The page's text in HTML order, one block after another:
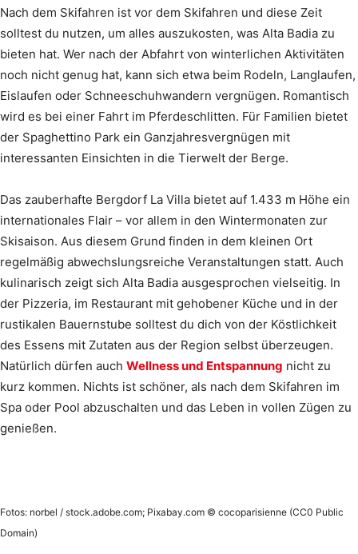
Nach dem Skifahren ist vor dem Skifahren und diese Zeit
solltest du nutzen, um alles auszukosten, was Alta Badia zu
bieten hat. Wer nach der Abfahrt von winterlichen Aktivitäten
noch nicht genug hat, kann sich etwa beim Rodeln, Langlaufen,
Eislaufen oder Schneeschuhwandern vergnügen. Romantisch
wird es bei einer Fahrt im Pferdeschlitten. Für Familien bietet
der Spaghettino Park ein Ganzjahresvergnügen mit
interessanten Einsichten in die Tierwelt der Berge.
Das zauberhafte Bergdorf La Villa bietet auf 1.433 m Höhe ein
internationales Flair – vor allem in den Wintermonaten zur
Skisaison. Aus diesem Grund finden in dem kleinen Ort
regelmäßig abwechslungsreiche Veranstaltungen statt. Auch
kulinarisch zeigt sich Alta Badia ausgesprochen vielseitig. In
der Pizzeria, im Restaurant mit gehobener Küche und in der
rustikalen Bauernstube solltest du dich von der Köstlichkeit
des Essens mit Zutaten aus der Region selbst überzeugen.
Natürlich dürfen auch Wellness und Entspannung nicht zu
kurz kommen. Nichts ist schöner, als nach dem Skifahren im
Spa oder Pool abzuschalten und das Leben in vollen Zügen zu
genießen.
Fotos: norbel / stock.adobe.com; Pixabay.com © cocoparisienne (CC0 Public
Domain)